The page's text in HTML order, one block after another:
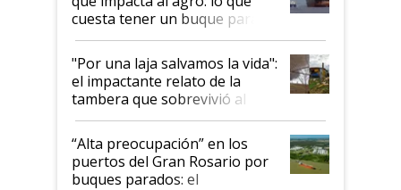
cuesta tener un buque parado
y el peligro de que Argentina
pase a ser "país sucio"
"Por una laja salvamos la vida":
el impactante relato de la
tambera que sobrevivió al
tornado
“Alta preocupación” en los
puertos del Gran Rosario por
buques parados: el